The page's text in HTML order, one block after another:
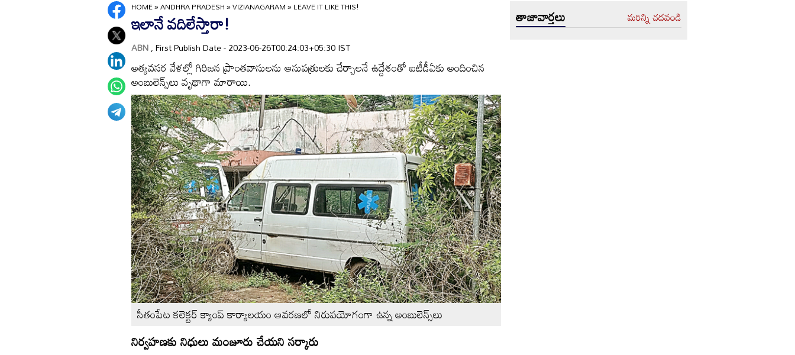
HOME»ANDHRA PRADESH»VIZIANAGARAM»LEAVE IT LIKE THIS!
ఇలానే వదిలేస్తారా!
ABN, First Publish Date - 2023-06-26T00:24:03+05:30 IST
అత్యవసర వేళల్లో గిరిజన ప్రాంతవాసులను ఆసుపత్రులకు చేర్చాలనే ఉద్దేశంతో ఐటీడీఏకు అందించిన
అంబులెన్స్‌లు వృథాగా మారాయి.
సీతంపేట కలెక్టర్‌ క్యాంప్‌ కార్యాలయం ఆవరణలో నిరుపయోగంగా ఉన్న అంబులెన్స్‌లు
నిర్వహణకు నిధులు మంజూరు చేయని సర్కారు
తాజావార్తలు మరిన్ని చదవండి